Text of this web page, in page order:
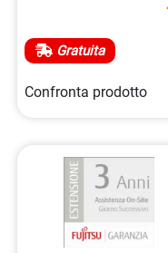
Gratuita
Confronta prodotto